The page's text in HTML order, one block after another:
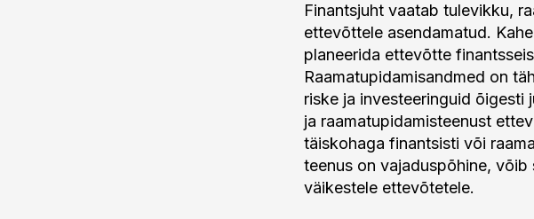
Finantsjuht vaatab tulevikku,
ettevõttele asendamatud.
planeerida ettevõtte
Raamatupidamisandmed on
riske ja investeeringuid õigesti
ja raamatupidamisteenust
täiskohaga finantsisti või
teenus on vajaduspõhine, võib
väikestele ettevõtetele.